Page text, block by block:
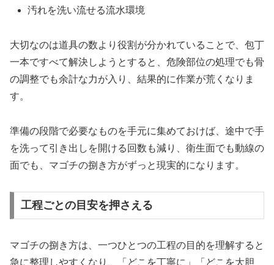
汚れを洗い流せる流水環境
大切なのは道具の数より役割が分かれていることで、包丁
一本ですべて解決しようとすると、危険部位の処理でも骨
の調整でも余計な力が入り、結果的に作業が荒くなりま
す。
準備の段階で必要なものを手元に集めておけば、途中で手
を洗って引き出しを開ける回数も減り、衛生面でも動線の
面でも、マゴチの捌き方がずっと現実的になります。
工程ごとの目安を押さえる
マゴチの捌き方は、一つひとつの工程の目的を理解すると
急に整理しやすくなり、「どこを丁寧に」「どこを大胆